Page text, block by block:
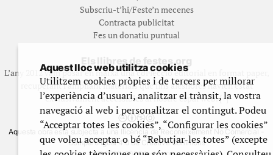
Subscriu-t’hi/Feste’n mecenes
Contracta publicitat
Fes un donatiu puntual
Els llibres de festes.org
L’any 2012 vam posar en marxa una col·lecció editorial en format paper,
recuperant i ampliant materials que fins aleshores havien estat
exclusivament accessibles al nostre espai web. [+]
Aquesta obra està subjecta a una llicència de Reconeixement No Comercial -
CompartirIgual 4.0 de Creative Commons
Aquest lloc web utilitza cookies
Utilitzem cookies pròpies i de tercers per millorar
l’experiència d’usuari, analitzar el trànsit, la vostra
navegació al web i personalitzar el contingut. Podeu
“Acceptar totes les cookies”, “Configurar les cookies”
que voleu acceptar o bé “Rebutjar-les totes” (excepte